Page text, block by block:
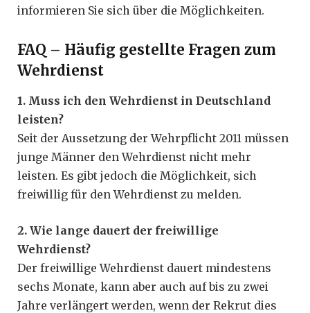
informieren Sie sich über die Möglichkeiten.
FAQ – Häufig gestellte Fragen zum
Wehrdienst
1. Muss ich den Wehrdienst in Deutschland
leisten?
Seit der Aussetzung der Wehrpflicht 2011 müssen
junge Männer den Wehrdienst nicht mehr
leisten. Es gibt jedoch die Möglichkeit, sich
freiwillig für den Wehrdienst zu melden.
2. Wie lange dauert der freiwillige
Wehrdienst?
Der freiwillige Wehrdienst dauert mindestens
sechs Monate, kann aber auch auf bis zu zwei
Jahre verlängert werden, wenn der Rekrut dies